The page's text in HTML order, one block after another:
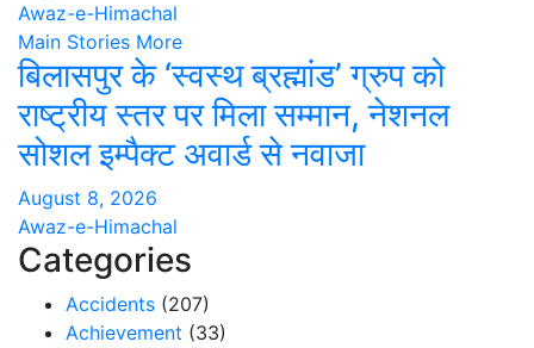
Awaz-e-Himachal
Main Stories More
बिलासपुर के ‘स्वस्थ ब्रह्मांड’ ग्रुप को
राष्ट्रीय स्तर पर मिला सम्मान, नेशनल
सोशल इम्पैक्ट अवार्ड से नवाजा
August 8, 2026
Awaz-e-Himachal
Categories
Accidents (207)
Achievement (33)